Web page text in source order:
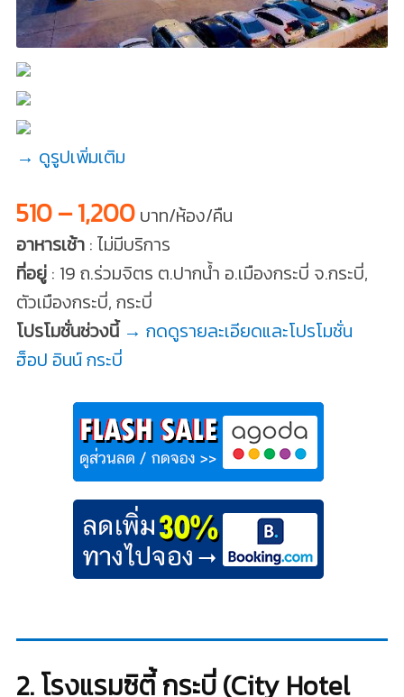
→ ดูรูปเพิ่มเติม
510 – 1,200บาท/ห้อง/คืน
อาหารเช้า: ไม่มีบริการ
ที่อยู่: 19 ถ.ร่วมจิตร ต.ปากน้ำ อ.เมืองกระบี่ จ.กระบี่,
ตัวเมืองกระบี่, กระบี่
โปรโมชั่นช่วงนี้ → กดดูรายละเอียดและโปรโมชั่น
ฮ็อป อินน์ กระบี่
2. โรงแรมซิตี้ กระบี่ (City Hotel